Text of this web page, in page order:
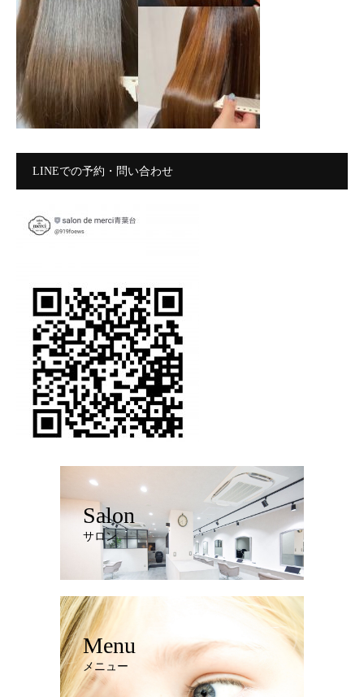
LINEでの予約・問い合わせ
Salon
サロン
Menu
メニュー